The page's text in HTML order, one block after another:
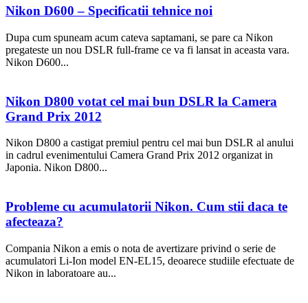
Nikon D600 – Specificatii tehnice noi
Dupa cum spuneam acum cateva saptamani, se pare ca Nikon
pregateste un nou DSLR full-frame ce va fi lansat in aceasta vara.
Nikon D600...
Nikon D800 votat cel mai bun DSLR la Camera
Grand Prix 2012
Nikon D800 a castigat premiul pentru cel mai bun DSLR al anului
in cadrul evenimentului Camera Grand Prix 2012 organizat in
Japonia. Nikon D800...
Probleme cu acumulatorii Nikon. Cum stii daca te
afecteaza?
Compania Nikon a emis o nota de avertizare privind o serie de
acumulatori Li-Ion model EN-EL15, deoarece studiile efectuate de
Nikon in laboratoare au...